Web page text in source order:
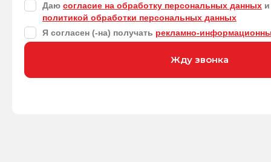
Даю согласие на обработку персональных данных
политикой обработки персональных данных
Я согласен (-на) получать рекламно-
Жду звонка